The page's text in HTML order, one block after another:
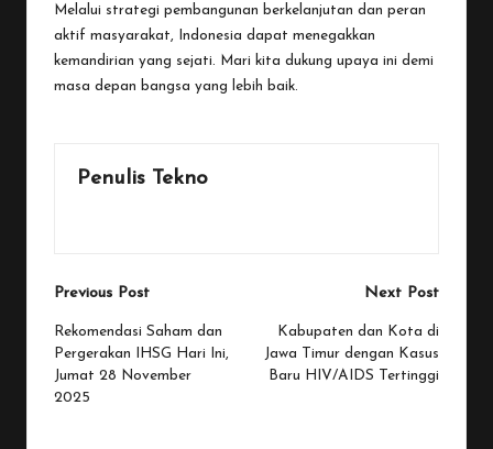
Melalui strategi pembangunan berkelanjutan dan peran
aktif masyarakat, Indonesia dapat menegakkan
kemandirian yang sejati. Mari kita dukung upaya ini demi
masa depan bangsa yang lebih baik.
Penulis Tekno
Post
navigation
Previous Post
Rekomendasi Saham dan
Pergerakan IHSG Hari Ini,
Jumat 28 November
2025
Next Post
Kabupaten dan Kota di
Jawa Timur dengan Kasus
Baru HIV/AIDS Tertinggi